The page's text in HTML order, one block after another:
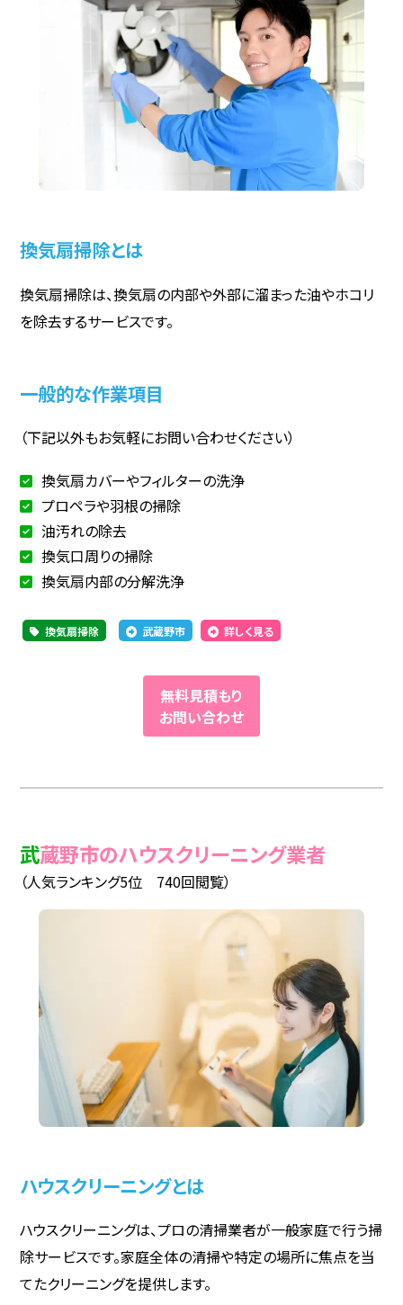
換気扇掃除とは
換気扇掃除は、換気扇の内部や外部に溜まった油やホコリ
を除去するサービスです。
一般的な作業項目
（下記以外もお気軽にお問い合わせください）
換気扇カバーやフィルターの洗浄
プロペラや羽根の掃除
油汚れの除去
換気口周りの掃除
換気扇内部の分解洗浄
換気扇掃除 武蔵野市 詳しく見る
無料見積もり
お問い合わせ
武蔵野市のハウスクリーニング業者
（人気ランキング5位 740回閲覧）
ハウスクリーニングとは
ハウスクリーニングは、プロの清掃業者が一般家庭で行う掃
除サービスです。家庭全体の清掃や特定の場所に焦点を当
てたクリーニングを提供します。